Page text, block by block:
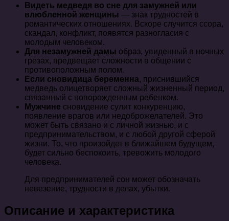
Видеть медведя во сне для замужней или
влюбленной женщины — знак трудностей в
романтических отношениях. Вскоре случится ссора,
скандал, конфликт, появятся разногласия с
молодым человеком.
Для незамужней дамы образ, увиденный в ночных
грезах, предвещает сложности в общении с
противоположным полом.
Если сновидица беременна, приснившийся
медведь олицетворяет сложный жизненный период,
связанный с новорожденным ребенком.
Мужчине сновидение сулит конкуренцию,
появление врагов или недоброжелателей. Это
может быть связано и с личной жизнью, и с
предпринимательством, и с любой другой сферой
жизни. То, что произойдет в ближайшем будущем,
будет сильно беспокоить, тревожить молодого
человека.
Для предпринимателей сон может обозначать
невезение, трудности в делах, убытки.
Описание и характеристика